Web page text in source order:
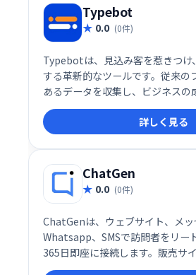
Typebot
0.0 (0件)
Typebotは、見込み客を惹きつけ
する革新的なツールです。従来の
あるデータを収集し、ビジネスの
魅力的なインタラクションで顧
高め、より効果的なマーケティン
う。
詳しく見る
ChatGen
0.0 (0件)
ChatGenは、ウェブサイト、メッ
Whatsapp、SMSで訪問者をリー
365日即座に接続します。販売サ
させます。